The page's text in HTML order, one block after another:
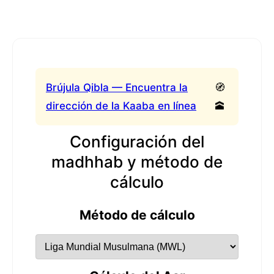
Brújula Qibla — Encuentra la
dirección de la Kaaba en línea
🧭
🕋
Configuración del
madhhab y método de
cálculo
Método de cálculo